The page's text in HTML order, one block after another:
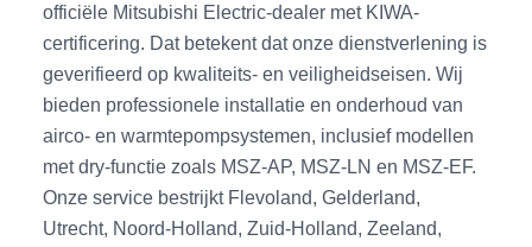
officiële Mitsubishi Electric-dealer met KIWA-
certificering. Dat betekent dat onze dienstverlening is
geverifieerd op kwaliteits- en veiligheidseisen. Wij
bieden professionele installatie en onderhoud van
airco- en warmtepompsystemen, inclusief modellen
met dry-functie zoals MSZ-AP, MSZ-LN en MSZ-EF.
Onze service bestrijkt Flevoland, Gelderland,
Utrecht, Noord-Holland, Zuid-Holland, Zeeland,